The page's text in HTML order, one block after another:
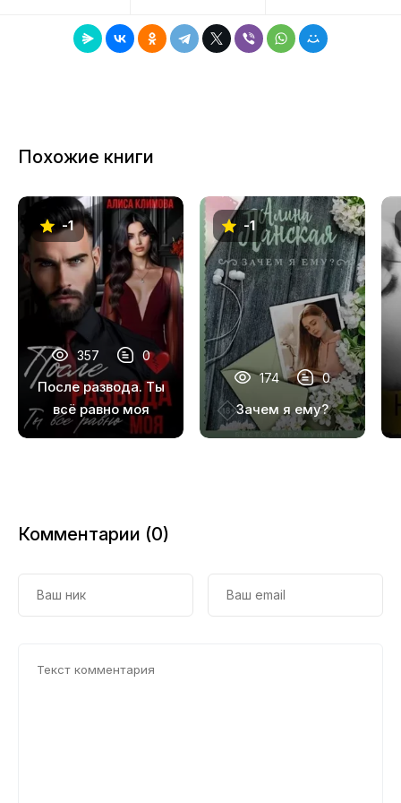
12
13
14
15
18
19
20
23
24
Похожие книги
-1
357 0
После развода. Ты
всё равно моя
-1
174 0
Зачем я ему?
Комментарии (0)